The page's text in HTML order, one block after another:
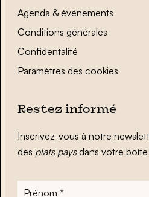
Agenda & événements
Conditions générales
Confidentalité
Paramètres des cookies
Restez informé
Inscrivez-vous à notre
des plats paysdans votre boîte
Prénom